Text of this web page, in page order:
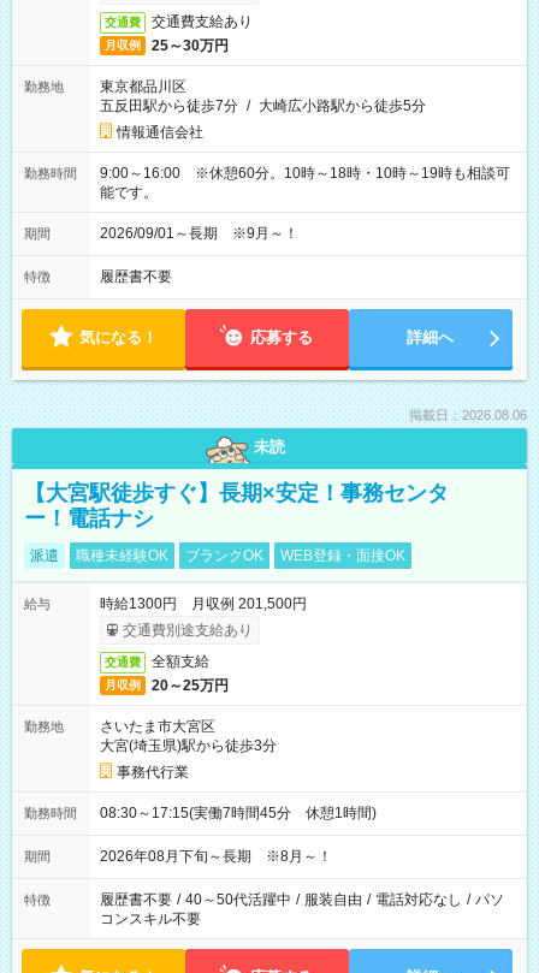
交通費 交通費支給あり
月収例 25～30万円
勤務地
東京都品川区
五反田駅から徒歩7分 / 大崎広小路駅から徒歩5分
情報通信会社
勤務時間
9:00～16:00 ※休憩60分。10時～18時・10時～19時も相談可
能です。
期間 2026/09/01～長期 ※9月～！
特徴 履歴書不要
気になる！ 応募する 詳細へ
掲載日：2026.08.06
未読
【大宮駅徒歩すぐ】長期×安定！事務センタ
ー！電話ナシ
派遣 職種未経験OK ブランクOK WEB登録・面接OK
給与
時給1300円 月収例 201,500円
交通費別途支給あり
交通費 全額支給
月収例 20～25万円
勤務地
さいたま市大宮区
大宮(埼玉県)駅から徒歩3分
事務代行業
勤務時間 08:30～17:15(実働7時間45分 休憩1時間)
期間 2026年08月下旬～長期 ※8月～！
特徴 履歴書不要 / 40～50代活躍中 / 服装自由 / 電話対応なし / パソ
コンスキル不要